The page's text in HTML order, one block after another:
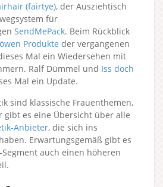
(fairtye), der Ausziehtisch
für
SendMePack. Beim Rückblick
Produkte der vergangenen
Mal ein Wiedersehen mit
Ralf Dümmel und Iss doch
Mal ein Update.
sind klassische Frauenthemen,
gibt es eine Übersicht über alle
Anbieter, die sich ins
Erwartungsgemäß gibt es
auch einen höheren